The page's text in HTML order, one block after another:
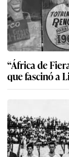
“África de
que fascinó a